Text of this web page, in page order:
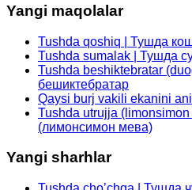
Yangi maqolalar
Tushda qoshiq | Тушда
Tushda sumalak | Тушда
Tushda beshiktebratar
бешиктебратар
Qaysi burj vakili ekanini
Tushda utrujja
(лимонсимон мева)
Yangi sharhlar